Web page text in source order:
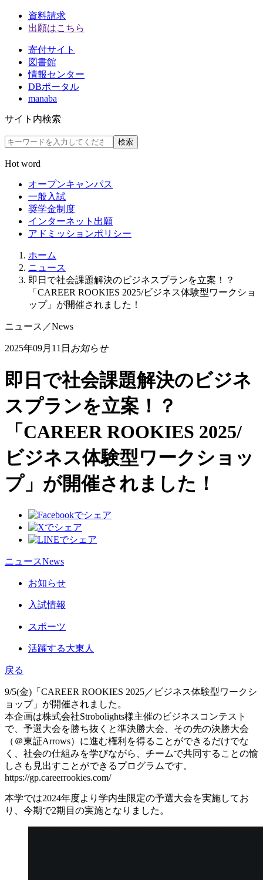
資料請求
出願はこちら
寄付サイト
図書館
情報センター
DBポータル
manaba
サイト内検索
検索
Hot word
オープンキャンパス
一般入試
奨学金制度
インターネット出願
アドミッションポリシー
ホーム
ニュース
即日で社会課題解決のビジネスプランを立案！？
「CAREER ROOKIES 2025/ビジネス体験型ワークショ
ップ」が開催されました！
ニュース ／News
2025年09月11日 お知らせ
即日で社会課題解決のビジネ
スプランを立案！？
「CAREER ROOKIES 2025/
ビジネス体験型ワークショッ
プ」が開催されました！
ニュースNews
お知らせ
入試情報
スポーツ
活躍する大東人
戻る
9/5(金)「CAREER ROOKIES 2025／ビジネス体験型ワークシ
ョップ」が開催されました。
本企画は株式会社Strobolights様主催のビジネスコンテスト
で、予選大会を勝ち抜くと準決勝大会、その先の決勝大会
（＠東証Arrows）に進む権利を得ることができるだけでな
く、社会の仕組みを学びながら、チームで共同することの愉
しさも見出すことができるプログラムです。
https://gp.careerrookies.com/
本学では2024年度より学内生限定の予選大会を実施してお
り、今期で2期目の実施となりました。